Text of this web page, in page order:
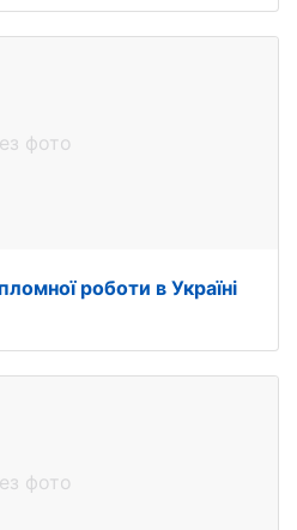
фото
роботи в Україні
фото